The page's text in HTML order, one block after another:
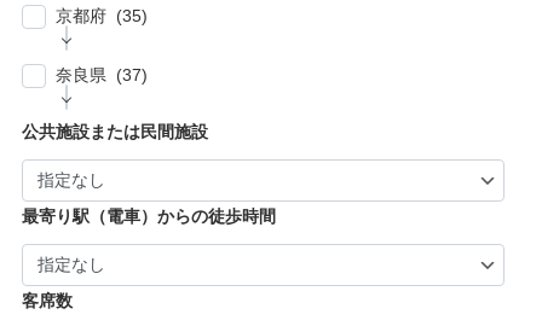
福生市・あきる野市・羽村市 (8)
| … 豊中市・吹田市 ・高槻市・茨木市 (15)
| … 八尾市・寝屋川市・岸和田市・守口市 (5)
河内長野市 (3)
| … 神戸市・芦屋市 (15)
| … 姫路市・明石市・伊丹市 (8)
| … 加古川市・川西市 (4)
京都府 (35)
| … 京都市・宇治市 (16)
市・京丹後市 (6)
| … 福知山市・城陽市・京田辺市・木津川市 (9)
| … 長岡京市・亀岡市・舞鶴市 (4)
奈良県 (37)
| … 奈良市・橿原市・生駒市・生駒郡 (21)
| … 葛城市・平群町・王寺町・大和高田市 (6)
| … 御所市・五條市・宇陀市 (3)
公共施設または民間施設
最寄り駅（電車）からの徒歩時間
客席数